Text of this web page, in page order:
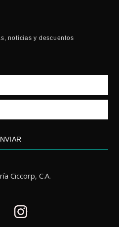
noticias y descuentos
Ciccorp, C.A.
I